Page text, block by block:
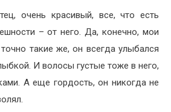
очень красивый, все, что есть
– от него. Да, конечно, мои
такие же, он всегда улыбался
И волосы густые тоже в него,
А еще гордость, он никогда не